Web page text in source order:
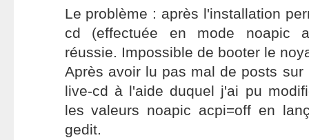
Le problème : après l'installation
cd (effectuée en mode noapic
réussie. Impossible de booter le
Après avoir lu pas mal de posts
live-cd à l'aide duquel j'ai pu
les valeurs noapic acpi=off en
gedit.